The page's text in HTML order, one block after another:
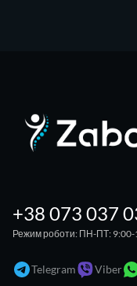
+38 073 037
Режим роботи: ПН-ПТ: 9:00-
Telegram Viber